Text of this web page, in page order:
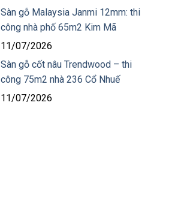
Sàn gỗ Malaysia Janmi 12mm: thi
công nhà phố 65m2 Kim Mã
11/07/2026
Sàn gỗ cốt nâu Trendwood – thi
công 75m2 nhà 236 Cổ Nhuế
11/07/2026